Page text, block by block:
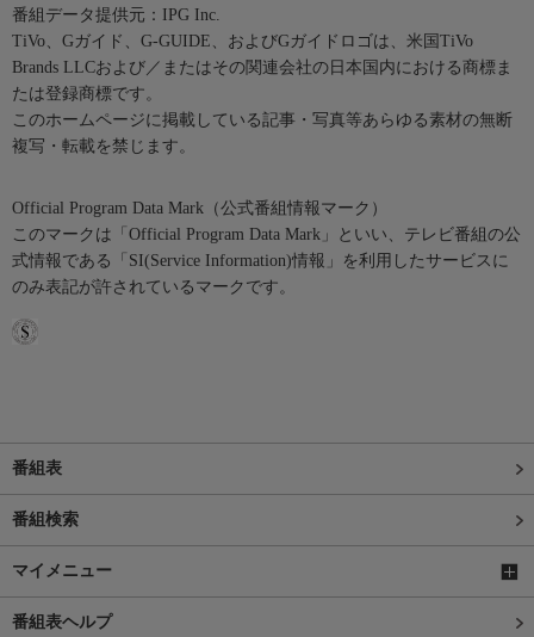
番組データ提供元：IPG Inc.
TiVo、Gガイド、G-GUIDE、およびGガイドロゴは、米国TiVo
Brands LLCおよび／またはその関連会社の日本国内における商標ま
たは登録商標です。
このホームページに掲載している記事・写真等あらゆる素材の無断
複写・転載を禁じます。
Official Program Data Mark（公式番組情報マーク）
このマークは「Official Program Data Mark」といい、テレビ番組の公
式情報である「SI(Service Information)情報」を利用したサービスに
のみ表記が許されているマークです。
番組表
番組検索
マイメニュー
番組表ヘルプ